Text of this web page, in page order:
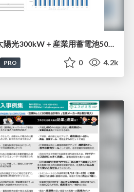
産業用自家消費型太陽光300kW＋産業用蓄電池500kWh 投資対効果（ROI）・投資回収期間シミュレーション結果（エネがえるBiz診断レポートサンプル）
PRO 0 4.2k